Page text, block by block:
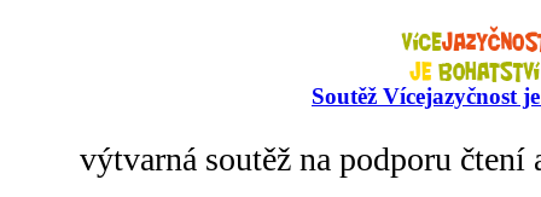
Soutěž Vícejazyčnost
výtvarná soutěž na podporu